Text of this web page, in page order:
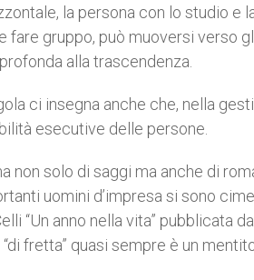
la persona con lo studio e
fare gruppo, può muoversi verso
alla trascendenza.
ci insegna anche che, nella
esecutive delle persone.
non solo di saggi ma anche di
uomini d’impresa si sono
“Un anno nella vita” pubblicata
fretta” quasi sempre è un